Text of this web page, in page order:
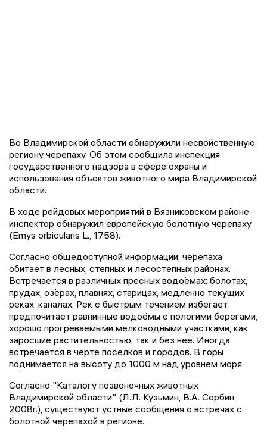
Во Владимирской области обнаружили несвойственную
региону черепаху. Об этом сообщила инспекция
государственного надзора в сфере охраны и
использования объектов животного мира Владимирской
области.
В ходе рейдовых мероприятий в Вязниковском районе
инспектор обнаружил европейскую болотную черепаху
(Emys orbicularis L., 1758).
Согласно общедоступной информации, черепаха
обитает в лесных, степных и лесостепных районах.
Встречается в различных пресных водоёмах: болотах,
прудах, озёрах, плавнях, старицах, медленно текущих
реках, каналах. Рек с быстрым течением избегает,
предпочитает равнинные водоёмы с пологими берегами,
хорошо прогреваемыми мелководными участками, как
заросшие растительностью, так и без неё. Иногда
встречается в черте посёлков и городов. В горы
поднимается на высоту до 1000 м над уровнем моря.
Согласно "Каталогу позвоночных животных
Владимирской области" (Л.Л. Кузьмин, В.А. Сербин,
2008г.), существуют устные сообщения о встречах с
болотной черепахой в регионе.